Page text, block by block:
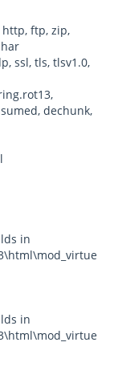
http, ftp, zip,
ssl, tls, tlsv1.0,
dechunk,
in
in